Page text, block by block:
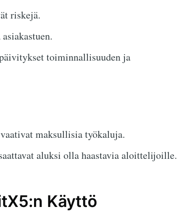
riskejä.
toiminnallisuuden ja
maksullisia työkaluja.
aluksi olla haastavia aloittelijoille.
Käyttö